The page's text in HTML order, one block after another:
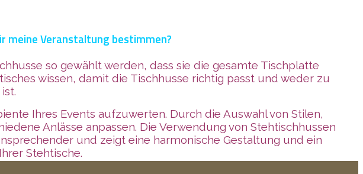
meine Veranstaltung bestimmen?
so gewählt werden, dass sie die gesamte Tischplatte
wissen, damit die Tischhusse richtig passt und weder zu
Ihres Events aufzuwerten. Durch die Auswahl von Stilen,
Anlässe anpassen. Die Verwendung von Stehtischhussen
und zeigt eine harmonische Gestaltung und ein
Stehtische.